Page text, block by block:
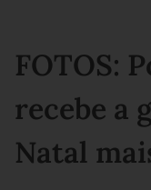
FOTOS:
recebe a
Natal